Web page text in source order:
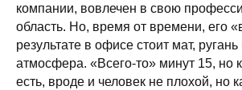
компании, вовлечен в свою
область. Но, время от времени, его
результате в офисе стоит мат, ругань
атмосфера. «Всего-то» минут 15, но
есть, вроде и человек не плохой, но